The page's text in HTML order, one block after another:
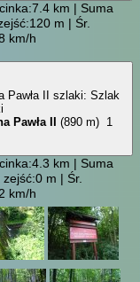
km | Suma
m | Śr.
km/h
Pawła II (890 m) 1
km | Suma
m | Śr.
km/h